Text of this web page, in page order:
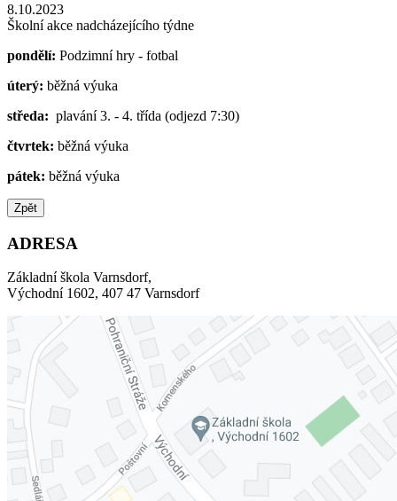
8.10.2023
Školní akce nadcházejícího týdne
pondělí: Podzimní hry - fotbal
úterý: běžná výuka
středa: plavání 3. - 4. třída (odjezd 7:30)
čtvrtek: běžná výuka
pátek: běžná výuka
Zpět
ADRESA
Základní škola Varnsdorf,
Východní 1602, 407 47 Varnsdorf